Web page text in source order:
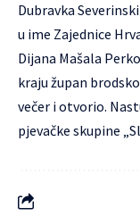
Dubravka
u ime Zajednice
Dijana Mašala
kraju župan
večer i otvorio.
pjevačke skupine